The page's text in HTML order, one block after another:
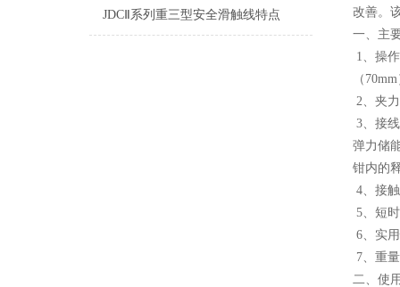
JDCⅡ系列重三型安全滑触线特点
改善。
一、主
1、操
（
2、夹
3、接
弹力储
钳内的
4、接
5、短
6、实
7、重
二、使